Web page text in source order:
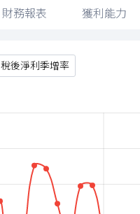
財務報表 獲利能力
稅後淨利季增率